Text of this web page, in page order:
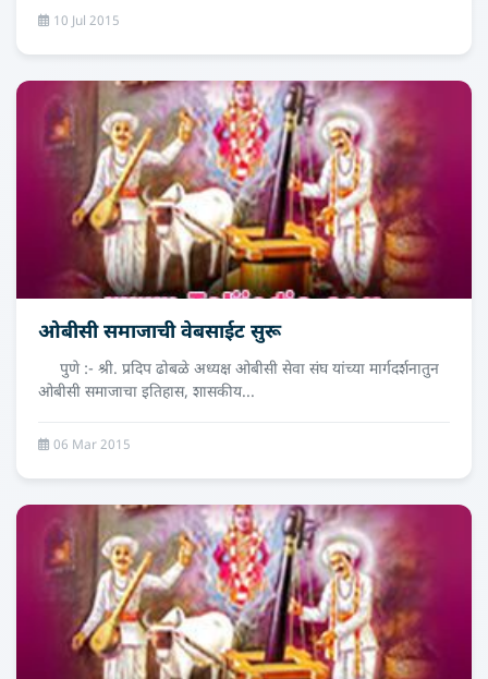
10 Jul 2015
ओबीसी समाजाची वेबसाईट सुरू
पुणे :- श्री. प्रदिप ढोबळे अध्यक्ष ओबीसी सेवा संघ यांच्या मार्गदर्शनातुन
ओबीसी समाजाचा इतिहास, शासकीय...
06 Mar 2015